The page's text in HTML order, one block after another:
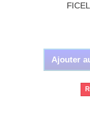
Ajouter